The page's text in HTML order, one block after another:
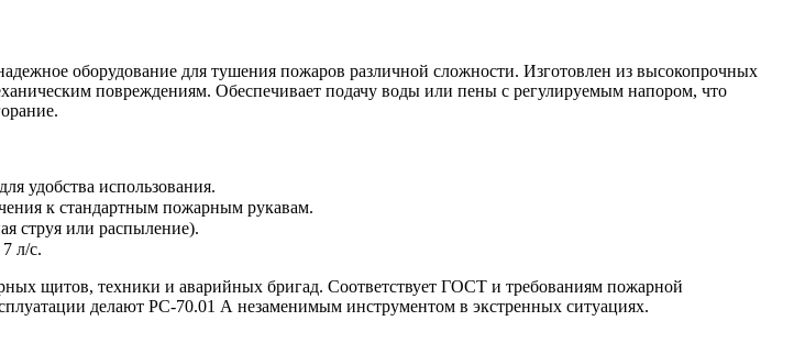
оборудование для тушения пожаров различной сложности. Изготовлен из высокопрочных
повреждениям. Обеспечивает подачу воды или пены с регулируемым напором, что
удобства использования.
к стандартным пожарным рукавам.
струя или распыление).
л/с.
щитов, техники и аварийных бригад. Соответствует ГОСТ и требованиям пожарной
делают РС-70.01 А незаменимым инструментом в экстренных ситуациях.